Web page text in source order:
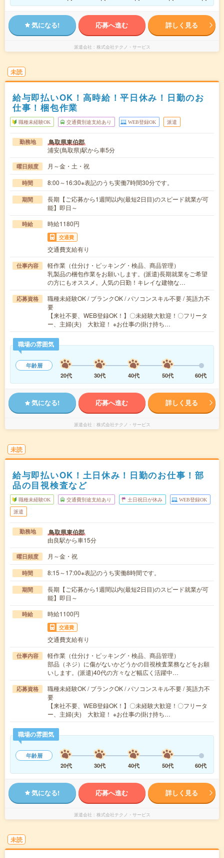
気になる! 応募へ進む 詳しく見る
派遣会社 株式会社テクノ・サービス
未読
給与即払いOK！高時給！平日休み！日勤のお
仕事！梱包作業
職種未経験OK 交通費別途支給あり WEB登録OK 派遣
勤務地 鳥取県東伯郡
浦安(鳥取県)駅から車5分
曜日頻度 月～金・土・祝
時間 8:00～16:30※表記のうち実働7時間30分です。
期間
長期【ご応募から1週間以内(最短2日目)のスピード就業が可
能】即日～
時給 時給1180円
交通費
交通費支給有り
仕事内容
軽作業（仕分け・ピッキング・検品、商品管理）
乳製品の梱包作業をお願いします。(派遣)長期就業をご希望
の方にもオススメ。人気の日勤！キレイな建物な…
応募資格
職種未経験OK / ブランクOK / パソコンスキル不要 / 英語力不
要
【来社不要、WEB登録OK！】〇未経験大歓迎！〇フリータ
ー、主婦(夫) 大歓迎！ ※お仕事の掛け持ち…
職場の雰囲気
年齢層
20代
30代 40代 50代 60代
気になる! 応募へ進む 詳しく見る
派遣会社 株式会社テクノ・サービス
未読
給与即払いOK！土日休み！日勤のお仕事！部
品の目視検査など
職種未経験OK 交通費別途支給あり 土日祝日が休み WEB登録OK
派遣
勤務地 鳥取県東伯郡
由良駅から車15分
曜日頻度 月～金・祝
時間 8:15～17:00※表記のうち実働8時間です。
期間
長期【ご応募から1週間以内(最短2日目)のスピード就業が可
能】即日～
時給 時給1100円
交通費
交通費支給有り
仕事内容
軽作業（仕分け・ピッキング・検品、商品管理）
部品（ネジ）に傷がないかどうかの目視検査業務などをお願
いします。(派遣)40代の方々など幅広く活躍中…
応募資格
職種未経験OK / ブランクOK / パソコンスキル不要 / 英語力不
要
【来社不要、WEB登録OK！】〇未経験大歓迎！〇フリータ
ー、主婦(夫) 大歓迎！ ※お仕事の掛け持ち…
職場の雰囲気
年齢層
20代
30代 40代 50代 60代
気になる! 応募へ進む 詳しく見る
派遣会社 株式会社テクノ・サービス
未読